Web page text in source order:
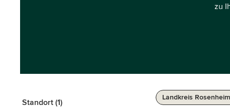
zu
Standort (1)
Landkreis